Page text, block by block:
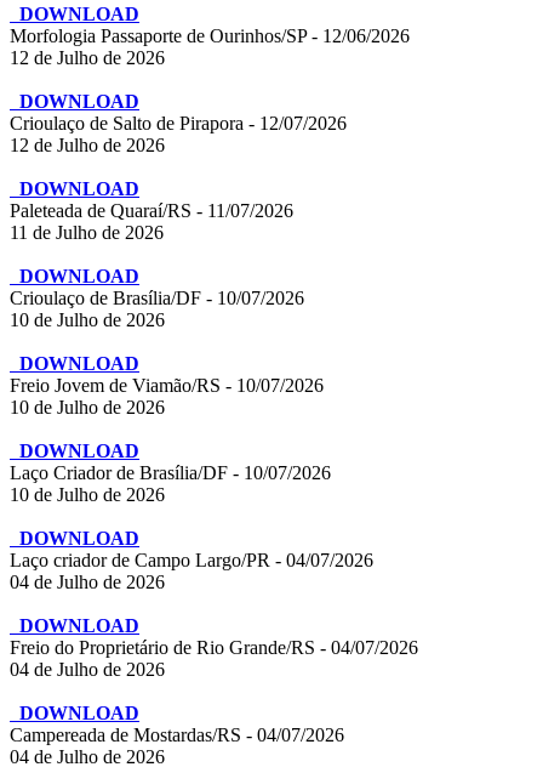
DOWNLOAD
Morfologia Passaporte de Ourinhos/SP - 12/06/2026
12 de Julho de 2026
DOWNLOAD
Crioulaço de Salto de Pirapora - 12/07/2026
12 de Julho de 2026
DOWNLOAD
Paleteada de Quaraí/RS - 11/07/2026
11 de Julho de 2026
DOWNLOAD
Crioulaço de Brasília/DF - 10/07/2026
10 de Julho de 2026
DOWNLOAD
Freio Jovem de Viamão/RS - 10/07/2026
10 de Julho de 2026
DOWNLOAD
Laço Criador de Brasília/DF - 10/07/2026
10 de Julho de 2026
DOWNLOAD
Laço criador de Campo Largo/PR - 04/07/2026
04 de Julho de 2026
DOWNLOAD
Freio do Proprietário de Rio Grande/RS - 04/07/2026
04 de Julho de 2026
DOWNLOAD
Campereada de Mostardas/RS - 04/07/2026
04 de Julho de 2026